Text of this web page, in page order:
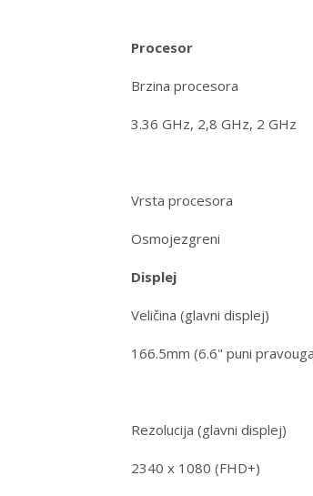
Procesor
Brzina procesora
3.36 GHz, 2,8 GHz, 2 GHz
Vrsta procesora
Osmojezgreni
Displej
Veličina (glavni displej)
166.5mm (6.6" puni
Rezolucija (glavni displej)
2340 x 1080 (FHD+)